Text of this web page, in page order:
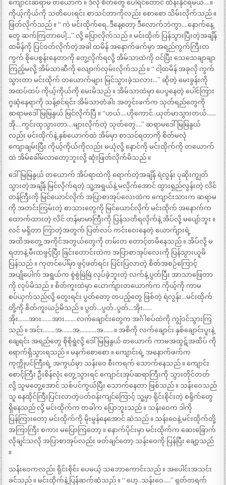
ကျောင်းဆရာမ တယောက် ။ ဒီလို စိတ်တွေ ပေါ်ရင်တောင် ထိန်းနိုင်ရမယ်….။
ကိုယ့်ကိုယ်ကို သတိပေးရင်း စာသင်တာကိုလည်း စောစော သိမ်းလိုက်သည် ။
ဖြတ်လိုက်သည် ။ “ ကဲ မင်းထိုက်ရေ..ဒီနေ့တော့ ဒီလောက်ဘဲကွာ….နောက်နေ့
တွေ ဆက်ကြတာပေါ့…” လို့ ပြောလိုက်သည် ။ မင်းထိုက် ပြန်သွားပြီးတဲ့အချိန်
ထမိန်ကို ပြင်ဝတ်လိုက်တဲ့အခါ ထမိန် အနောက်ဖက်မှာ အရည်ကွက်ကြီးတ
ကွက် စိုပေစွန်းနေတာကို တွေ့လိုက်ရလို့ အိမ်သာထဲကို ဝင်ပြီး သေသေချာချာ
ကြည့်မလို့ အိမ်သာဆီကို လျောက်လှမ်းလိုက်သည် ။ “ ငါ့ထမိန် အခုလို ကွက်
သွားတာ မင်းထိုက် တယောက်များ မြင်သွားခဲ့သလား…” ဆိုတဲ့ မေးခွန်းကို
အထပ်ထပ် ကိုယ့်ကိုယ်ကို မေးမိသည် ။ အိမ်သာထဲမှာ ပေပွနေတဲ့ ပေါင်ကြား
ဂွဆုံနေရာကို သန့်စင်ရင်း အိမ်သာတံခါး အတွင်းဖက်က သုတ်ရည်တွေကို
ဆရာမဒေါ်မြမြနွယ် မြင်လိုက်ပြီ ။ “ဟယ်….ဟိုကောင်..ယုတ်မာသွားတယ်……
အို….ကွင်းထုသွားတာ….များလိုက်တဲ့ သုတ်တွေ….” ဆရာမဒေါ်မြမြနွယ်
လည်း မင်းထိုက်နဲ့ နှစ်ယောက်ထဲ အိမ်မှာ စာသင်ရတာကို စိတ်မလုံ
ကျောချမ်းပြီး ကိုယ့်ကိုယ်ကိုလည်း မယုံလို့ နောင်ကို မင်းထိုက်ကို တယောက်
ထဲ အိမ်ခေါ်မလာတော့ဘူးလို့ ဆုံးဖြတ်လိုက်မိသည် ။
ဒေါ်မြမြနွယ် တယောက် အိပ်ရာထဲကို ရောက်တဲ့အချိန် ရဲလွန်း ပုဆိုးကျွတ်
သွားတဲ့အချိန် မြင်လိုက်ရတဲ့ သူ့အရွယ်နဲ့ မလိုက်အောင် ထွားရှည်လွန်းတဲ့ လိင်
တန်ကြီးကို မြင်ယောင်လိုက် အပြာစာအုပ်လေးထဲက ကျောင်းသားက ဆရာမ
ကို အတင်းကြမ်းတဲ့ စာသားတွေကို မြင်ယောင်လိုက် မင်းထိုက် အနောက်က
ထောက်ထားတဲ့ လိင် တန်မာမာကြီးကို ပြန်သတိရလိုက်နဲ့ အိပ်လို့ မပျော်ဘူး ။
လင် မရှိတာ ကြာတဲ့အတွက် ပြတ်လပ် ကင်းဝေးနေတဲ့ ယောက်ျားရဲ့
အထိအတွေ့ အကိုင်အတွယ်တွေကို တမ်းတ တောင့်တမိနေသည် ။ အိပ်လို့ မ
ရတာနဲ့ မီးထဖွင့်ပြီး ခြင်းတောင်းထဲက အပြာစာအုပ်လေးကို ပြန်သွားယူမိ
ပြန်သည် ။ ကုတင်ပေါ်မှာ ဖွင့်ဖတ်ရင်း ပြင်းပြလာတဲ့ စိတ်အစဉ်ကြောင့်
အပျိုပေါက် အရွယ်က စွဲစွဲမြဲမြဲ လုပ်ခဲ့ဘူးတဲ့ လက်နဲ့ ပွတ်ပြီး အာသာဖြေတာ
ကို လုပ်မိသည် ။ စိတ်ကူးထဲမှာ ယောက်ျားတယောက်က ကိုယ့်ကို ကာမ
စပ်ယှက်သည်လို့ တွေးရင်း ပွတ်တော့ တပည့်တွေ ဖြစ်တဲ့ ရဲလွန်း…မင်းထိုက်
တို့ကို စိတ်ကူးယဉ်မိသည် ။ ပွတ်…ပွတ်..ပွတ်…အိုး……
အိုး…….အား…….အား……..လက်ချောင်းတွေက အင်္ဂါစပ်ထဲကို ကျွံဝင်သွားကြ
သည် ။ အင်း……..အ…….အ………..အ…….။ အစိကို လက်ချောင်း နှစ်ချောင်းပူးနဲ့
ချေရင်း အရည်တွေ စိုစိုရွဲလို့ ဒေါ်မြမြနွယ် တယောက် ကာမအထွဋ်အထိပ် ကို
ရောက်ရှိသွားရသည် ။ မနက်စောစော ။ ကျောင်းရဲ့ အနောက်ဖက်က
ကုက္ကိုပင်ကြီးရဲ့ အကွယ်မှာ သန်းဝေ စီးကရက် သောက်နေသည် ။ ကျောင်း
စောင့်ကြီး ဦးစိန်လုံး တွေ့သွားရင် ကျောင်းအုပ်ဆရာကြီးကို သွားတိုင်တတ်
လို့ သူမတွေ့အောင် သစ်ပင်ကွယ်ပြီး သောက်နေတာ ဖြစ်သည် ။ သန်းဝေသည်
သူ နေထိုင်ကြီးပြင်းလာတဲ့ပတ်ဝန်းကျင်ကြောင့် သူ့မှာ ရိုင်းစိုင်းတဲ့ စရိုက်တွေ
ရှိနေသည် လို့ မင်းထိုက်က တခါက ပြောဘူးသည် ။ သန်းဝေက ဒါကို
ပြန်ကြားတော့ မင်းထိုက်ကို မိုးမွန်နေအောင် ဆဲသည် ။ သန်းဝေနဲ့ မင်းထိုက်တို့
အကြာကြီး စကား မပြောကြတော့ ။ နောက်ပိုင်းမှာ မင်းထိုက်က ဆေးခြောက်
လိုချင်သလို အပြာစာအုပ်လည်း ဖတ်ချင်တော့ သန်းဝေကို ပြန်ပြီး ချော့သည်
။
သန်းဝေကလည်း ရိုင်းစိုင်း ပေမယ့် သဘောကောင်းသည် ။ အပေါင်းအသင်း
ခင်သည် ။ မင်းထိုက်နဲ့ ပြန်ဆက်ဆံသည် ။ “ ဟေ့..သန်းဝေ…..” ရုတ်တရက်